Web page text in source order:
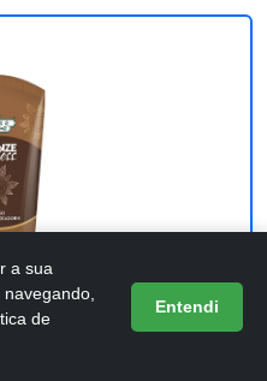
a sua
de
Entendi